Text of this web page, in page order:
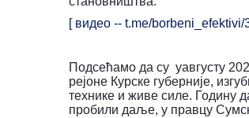
[ видео -- t.me/borbeni_efektivi/
Подсећамо да су уавгусту
рејоне Курске губерније,
технике и живе силе. Годину
пробили даље, у правцу